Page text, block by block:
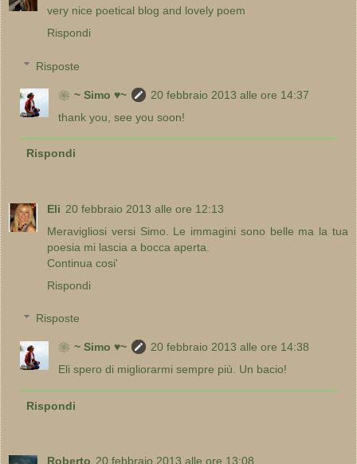
very nice poetical blog and lovely poem
Rispondi
Risposte
❀~ Simo ♥~
20 febbraio 2013 alle ore 14:37
thank you, see you soon!
Rispondi
Eli 20 febbraio 2013 alle ore 12:13
Meravigliosi versi Simo. Le immagini sono belle ma la tua
poesia mi lascia a bocca aperta.
Continua cosi'
Rispondi
Risposte
❀~ Simo ♥~
20 febbraio 2013 alle ore 14:38
Eli spero di migliorarmi sempre più. Un bacio!
Rispondi
Roberto 20 febbraio 2013 alle ore 13:08